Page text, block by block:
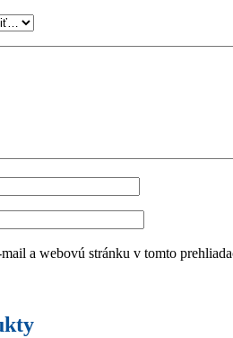
a webovú stránku v tomto